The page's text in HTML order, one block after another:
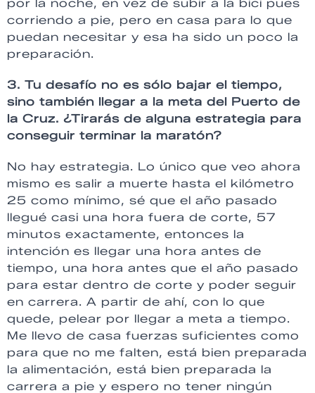
por la noche, en vez de subir a la bici pues
corriendo a pie, pero en casa para lo que
puedan necesitar y esa ha sido un poco la
preparación.
3. Tu desafío no es sólo bajar el tiempo,
sino también llegar a la meta del Puerto de
la Cruz. ¿Tirarás de alguna estrategia para
conseguir terminar la maratón?
No hay estrategia. Lo único que veo ahora
mismo es salir a muerte hasta el kilómetro
25 como mínimo, sé que el año pasado
llegué casi una hora fuera de corte, 57
minutos exactamente, entonces la
intención es llegar una hora antes de
tiempo, una hora antes que el año pasado
para estar dentro de corte y poder seguir
en carrera. A partir de ahí, con lo que
quede, pelear por llegar a meta a tiempo.
Me llevo de casa fuerzas suficientes como
para que no me falten, está bien preparada
la alimentación, está bien preparada la
carrera a pie y espero no tener ningún